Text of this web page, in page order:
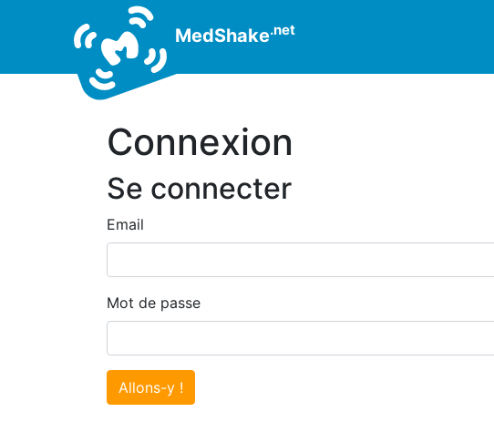
MedShake.net
Connexion
Se connecter
Email
Mot de passe
Allons-y !